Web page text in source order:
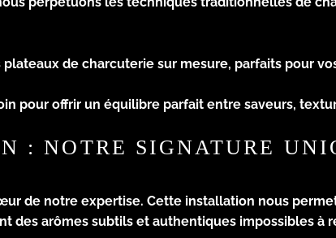
de charcuterie sur mesure, parfaits pour
pour offrir un équilibre parfait entre saveurs,
: NOTRE SIGNATURE
de notre expertise. Cette installation nous
des arômes subtils et authentiques impossibles à